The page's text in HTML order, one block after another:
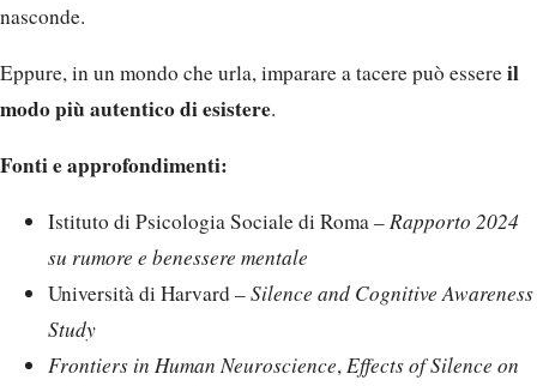
nasconde.
Eppure, in un mondo che urla, imparare a tacere può essereil
modo più autentico di esistere.
Fonti e approfondimenti:
Istituto di Psicologia Sociale di Roma –Rapporto 2024
su rumore e benessere mentale
Università di Harvard –Silence and Cognitive Awareness
Study
Frontiers in Human Neuroscience,Effects of Silence on